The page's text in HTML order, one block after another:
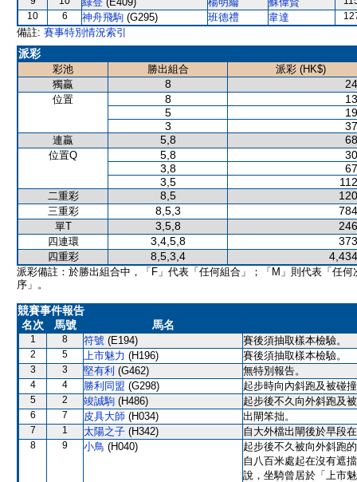
10
6 神舟飛駒 (G295) 班德禮 韋達
備註: 賽事特別情況索引
派彩
彩池 勝出組合
派彩 (HK$)
獨贏
8
位置 8
5
3
連贏 5,8
位置Q 5,8
3,8
3,5
二重彩 8,5
三重彩 8,5,3
單T 3,5,8
四連環 3,4,5,8
四重彩 8,5,3,4
派彩備註：於勝出組合中，「F」代表「任何組合」；「M」則代表「任何
序」。
競賽事件報告
名次
馬號 馬名
1 8 符號 (E194) 賽後須抽取樣本檢驗。
2 5 上市魅力 (H196) 賽後須抽取樣本檢驗。
3 3 堅有利 (G462) 無特別報告。
4 4 勝利同盟 (G298) 起步時向內斜跑及被碰
5 2 竣誠駒 (H486) 起步後不久向外斜跑及
6 7 皮具大師 (H034) 出閘笨拙。
7 1 太陽之子 (H342) 自大外檔出閘後於早段
8 9 小鳥 (H040)
起步後不久被向外斜跑
自八百米處起在沒有遮
說，坐騎曾居於「上市